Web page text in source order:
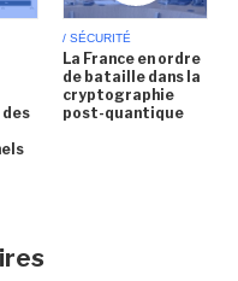
/ SÉCURITÉ
La France en ordre
de bataille dans la
cryptographie
post-quantique